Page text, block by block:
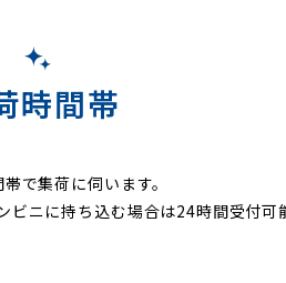
時間帯
で集荷に伺います。
ビニに持ち込む場合は24時間受付可